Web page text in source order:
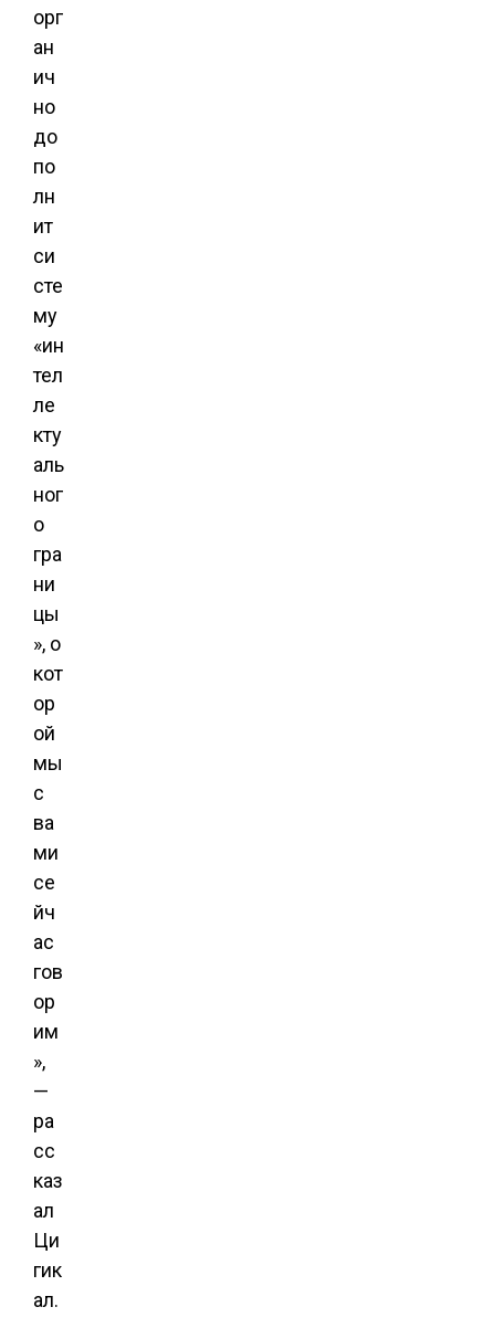
орг
ан
ич
но
до
по
лн
ит
си
сте
му
«ин
тел
ле
кту
аль
ног
о
гра
ни
цы
», о
кот
ор
ой
мы
с
ва
ми
се
йч
ас
гов
ор
им
»,
—
ра
сс
каз
ал
Ци
гик
ал.